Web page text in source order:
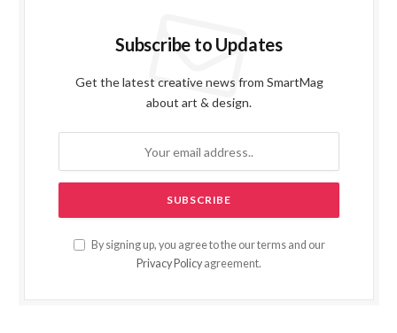
Subscribe to Updates
Get the latest creative news from SmartMag
about art & design.
By signing up, you agree to the our terms and our
Privacy Policy agreement.